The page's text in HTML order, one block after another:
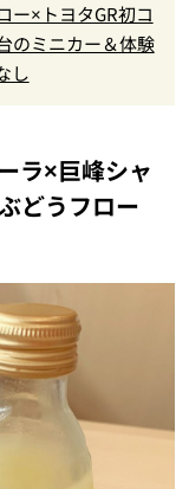
ー×トヨタGR初コ
のミニカー＆体験
し
ラ×巨峰シャ
どうフロー